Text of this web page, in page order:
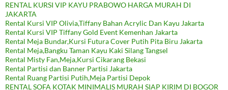
RENTAL KURSI VIP KAYU PRABOWO HARGA MURAH DI
JAKARTA
Rental Kursi VIP Olivia,Tiffany Bahan Acrylic Dan Kayu Jakarta
Rental Kursi VIP Tiffany Gold Event Kemenhan Jakarta
Rental Meja Bundar,Kursi Futura Cover Putih Pita Biru Jakarta
Rental Meja,Bangku Taman Kayu Kaki Silang Tangsel
Rental Misty Fan,Meja,Kursi Cikarang Bekasi
Rental Partisi dan Banner Partisi Jakarta
Rental Ruang Partisi Putih,Meja Partisi Depok
RENTAL SOFA KOTAK MINIMALIS MURAH SIAP KIRIM DI BOGOR